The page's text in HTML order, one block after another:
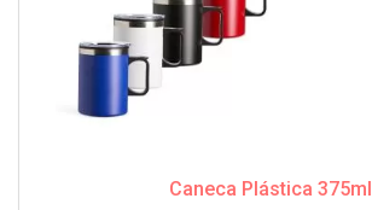
Caneca Plástica 375ml